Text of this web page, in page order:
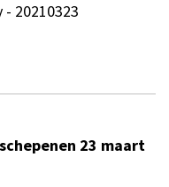
20210323
23 maart